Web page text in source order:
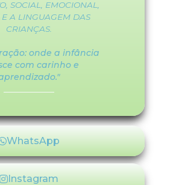
SOCIAL, EMOCIONAL,
E A LINGUAGEM DAS
CRIANÇAS.
onde a infância
com carinho e
WhatsApp
Instagram